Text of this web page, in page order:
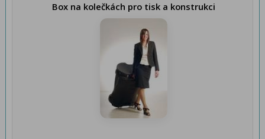
Box na kolečkách pro tisk a konstrukci